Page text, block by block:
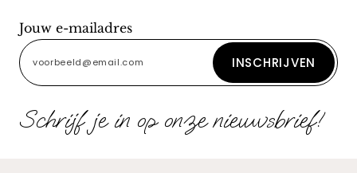
Jouw e-mailadres
INSCHRIJVEN
Schrijf je in op onze nieuwsbrief!